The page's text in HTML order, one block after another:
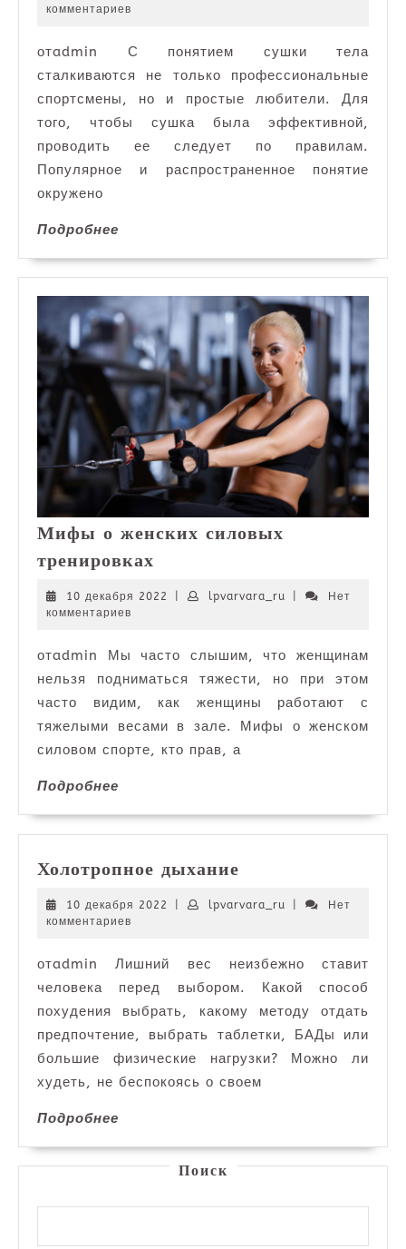
зрения
комментариев
отadmin С понятием сушки тела
сталкиваются не только профессиональные
спортсмены, но и простые любители. Для
того, чтобы сушка была эффективной,
проводить ее следует по правилам.
Популярное и распространенное понятие
окружено
Подробнее
Мифы о женских силовых
тренировках
женских
10 декабря 2022 lpvarvara_rulpvarvara_ru
Нет
комментариев
отadmin Мы часто слышим, что женщинам
нельзя подниматься тяжести, но при этом
часто видим, как женщины работают с
тяжелыми весами в зале. Мифы о женском
силовом спорте, кто прав, а
Подробнее
Холотропное дыхание
10 декабря 2022 10
lpvarvara_ru lpvarvara_ru
Нет
комментариев
отadmin Лишний вес неизбежно ставит
человека перед выбором. Какой способ
похудения выбрать, какому методу отдать
предпочтение, выбрать таблетки, БАДы или
большие физические нагрузки? Можно ли
худеть, не беспокоясь о своем
Подробнее
Поиск